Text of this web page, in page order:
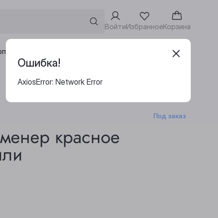
ВойтиИзбранноеКорзина
клиентам Адреса винотек
Под заказ
красное
Ошибка!
AxiosError: Network Error